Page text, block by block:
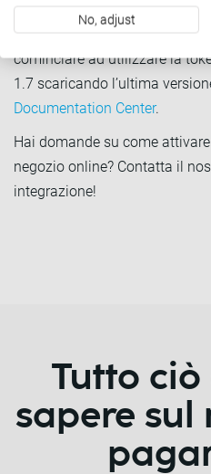
La tecnologia di
versione PrestaShop 1.6 che
cominciare ad utilizzare la
1.7 scaricando l’ultima
Documentation Center.
Hai domande su come
negozio online? Contatta il
integrazione!
Tutto ciò
sapere sul
No, adjust